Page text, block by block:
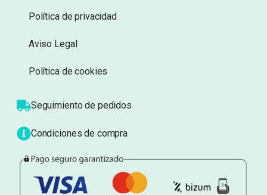
Información
Sobre nosotros
Atención al cliente
Blog
Política de privacidad
Aviso Legal